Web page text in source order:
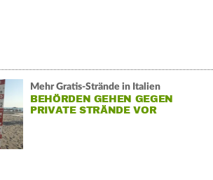
Mehr Gratis-Strände in Italien
BEHÖRDEN GEHEN GEGEN
PRIVATE STRÄNDE VOR